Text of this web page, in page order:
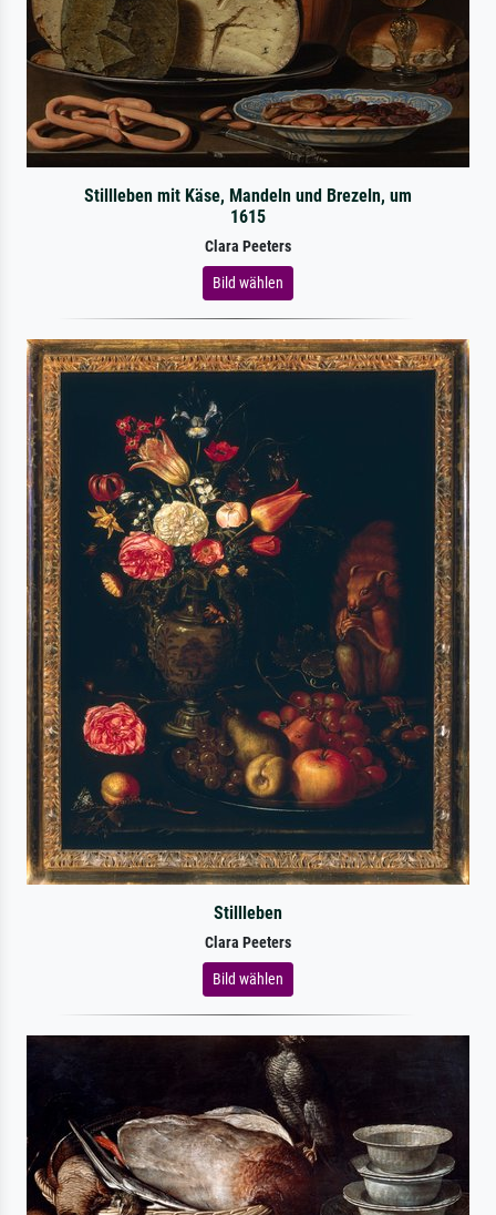
Stillleben mit Käse, Mandeln und Brezeln, um
1615
Clara Peeters
Bild wählen
Stillleben
Clara Peeters
Bild wählen